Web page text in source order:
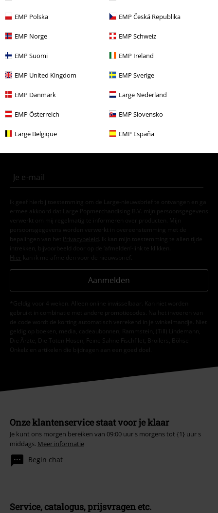
EMP Polska EMP Česká Republika
EMP Norge EMP Schweiz
EMP Suomi EMP Ireland
EMP United Kingdom EMP Sverige
EMP Danmark Large Nederland
EMP Österreich EMP Slovensko
Large Belgique EMP España
Kleding & accessoires Jurken
Vrouwen Kleding Middellange jurken
Sale % OUTLET
Vrouwen Kleding Jurken A lijn jurken
Meld je aan en ontvang een code voor 15%
Ik geef hierbij toestemming om de Large-nieuwsbrief te ontvangen en ga
ermee akkoord dat Large Popmerchandising B.V. mijn persoonsgegevens
verwerkt om mij regelmatig te informeren over producten. Mijn
persoonsgegevens worden verwerkt in overeenstemming met de
bepalingen van het
Privacybeleid . Ik kan mijn toestemming te allen tijde
intrekken, bijvoorbeeld door op de ‘afmelden’-link te klikken.
Hier kan ik me afmelden voor de nieuwsbrief.
Aanmelden
*Geldig voor 4 weken. Alleen online inwisselbaar. Kan niet worden
gebruikt in combinatie met andere promotiecodes. Na het invoeren van
de code wordt de korting automatisch verrekend in je winkelmandje. Niet
geldig op boeken, media, cadeaubonnen, Rammstein, (Till) Lindemann,
Die Ärzte, Die Toten Hosen, Feine Sahne Fischfilet, Broilers, Böhse
Onkelz en artikelen die bijdragen aan een goed doel.
Onze klantenservice staat voor je klaar
Je kunt ons morgen bereiken van 09:00 uur s morgens tot {1} uur s
middags. Meer informatie
Begin chat
Service, catalogus, prijsvragen etc.